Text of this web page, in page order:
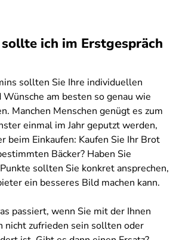
ich im Erstgespräch
sollten Sie Ihre individuellen
am besten so genau wie
Manchen Menschen genügt es zum
einmal im Jahr geputzt werden,
beim Einkaufen: Kaufen Sie Ihr Brot
Bäcker? Haben Sie
sollten Sie konkret ansprechen,
ein besseres Bild machen kann.
passiert, wenn Sie mit der Ihnen
nicht zufrieden sein sollten oder